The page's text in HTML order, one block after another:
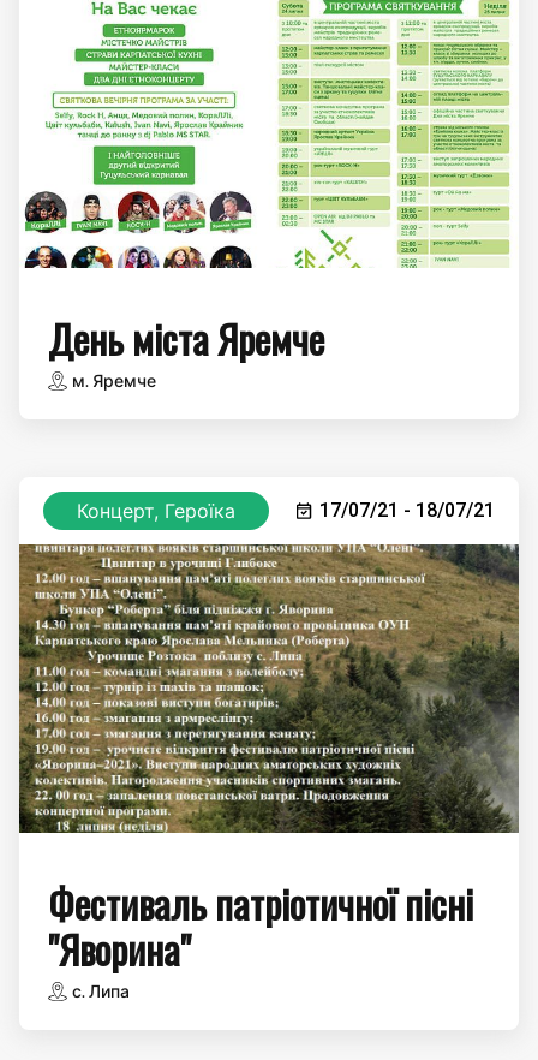
День міста Яремче
м. Яремче
Концерт, Героїка 17/07/21 - 18/07/21
Фестиваль патріотичної пісні
"Яворина"
с. Липа